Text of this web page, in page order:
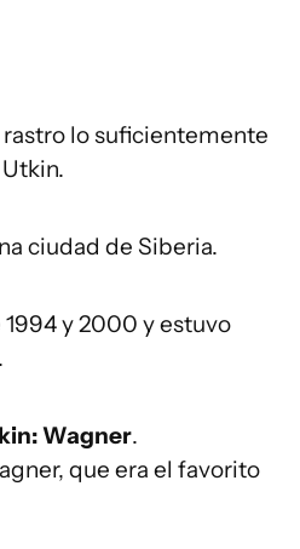
lo suficientemente
ciudad de Siberia.
y 2000 y estuvo
Wagner.
que era el favorito